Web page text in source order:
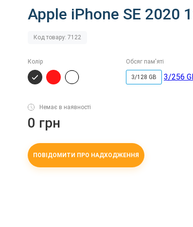
Apple iPhone SE 2020
Код товару: 7122
Колір Обсяг пам'яті
3/128 GB 3/256
Немає в наявності
0 грн
ПОВІДОМИТИ ПРО НАДХОДЖЕННЯ